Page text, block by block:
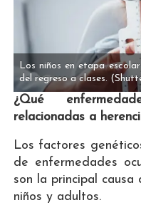
Los niños en etapa
del regreso a clases.
¿Qué
relacionadas a
Los factores
de enfermedades
son la principal causa
niños y adultos.